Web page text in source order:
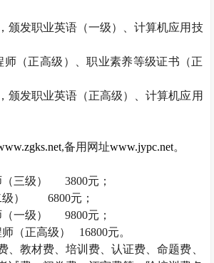
颁发职业英语（一级）、计算机应用技
师（正高级）、职业素养等级证书（正
颁发职业英语（正高级）、计算机应用
,备用网址www.jypc.net。
三级） 3800元；
） 6800元；
一级） 9800元；
（正高级） 16800元。
、教材费、培训费、认证费、命题费、